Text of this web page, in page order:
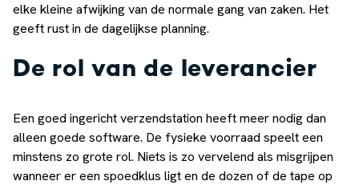
elke kleine afwijking van de normale gang van zaken. Het
geeft rust in de dagelijkse planning.
De rol van de leverancier
Een goed ingericht verzendstation heeft meer nodig dan
alleen goede software. De fysieke voorraad speelt een
minstens zo grote rol. Niets is zo vervelend als misgrijpen
wanneer er een spoedklus ligt en de dozen of de tape op